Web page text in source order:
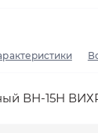
ВН-15Н